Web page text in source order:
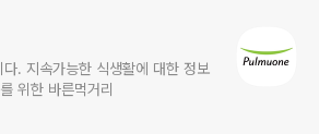
. 지속가능한 식생활에 대한 정보
위한 바른먹거리